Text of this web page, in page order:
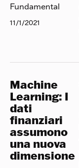
Fundamental
11/1/2021
Machine
Learning: I
dati
finanziari
assumono
una nuova
dimensione